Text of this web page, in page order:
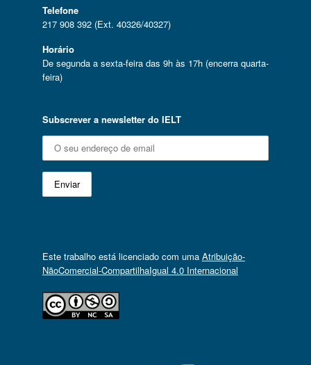
Telefone
217 908 392 (Ext. 40326/40327)
Horário
De segunda a sexta-feira das 9h às 17h (encerra quarta-
feira)
Subscrever a newsletter do IELT
Este trabalho está licenciado com uma Atribuição-
NãoComercial-CompartilhaIgual 4.0 Internacional